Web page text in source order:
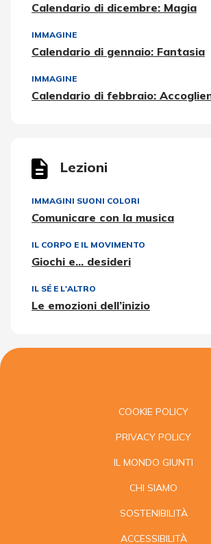
Calendario di dicembre: Magia
IMMAGINE
Calendario di gennaio: Fantasia
IMMAGINE
Calendario di febbraio:
Lezioni
IMMAGINI SUONI COLORI
Comunicare con la musica
IL CORPO E IL MOVIMENTO
Giochi e... desideri
IL SÉ E L'ALTRO
Le emozioni dell’inizio
COOKIE POLICY
PRIVACY POLICY
IL MONDO GIUNTI
CHI SIAMO
SOSTENIBILITÀ
ACCESSIBILITÀ